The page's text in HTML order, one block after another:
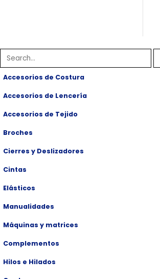
Accesorios de Costura
Accesorios de Lencería
Accesorios de Tejido
Broches
Cierres y Deslizadores
Cintas
Elásticos
Manualidades
Máquinas y matrices
Complementos
Hilos e Hilados